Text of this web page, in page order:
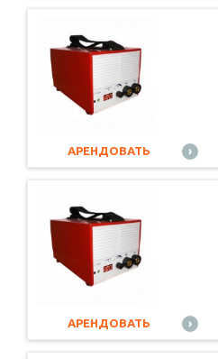
АРЕНДОВАТЬ
АРЕНДОВАТЬ